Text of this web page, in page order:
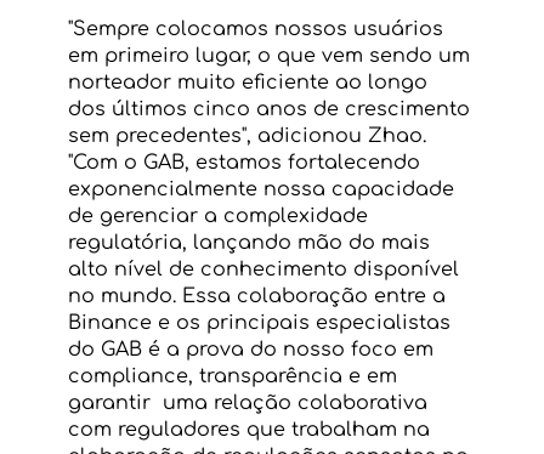
"Sempre colocamos nossos usuários
em primeiro lugar, o que vem sendo um
norteador muito eficiente ao longo
dos últimos cinco anos de crescimento
sem precedentes", adicionou Zhao.
"Com o GAB, estamos fortalecendo
exponencialmente nossa capacidade
de gerenciar a complexidade
regulatória, lançando mão do mais
alto nível de conhecimento disponível
no mundo. Essa colaboração entre a
Binance e os principais especialistas
do GAB é a prova do nosso foco em
compliance, transparência e em
garantir  uma relação colaborativa
com reguladores que trabalham na